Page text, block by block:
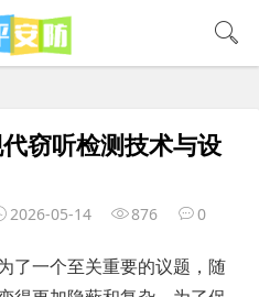
窃听检测技术与设
2026-05-14 876 0
了一个至关重要的议题，随